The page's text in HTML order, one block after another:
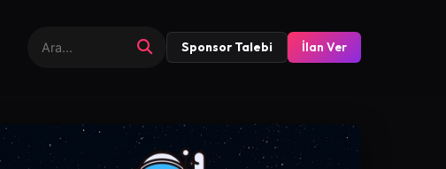
Sponsor Talebi İlan Ver